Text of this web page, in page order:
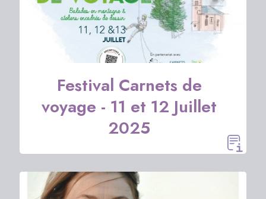
Festival Carnets de
voyage - 11 et 12 Juillet
2025